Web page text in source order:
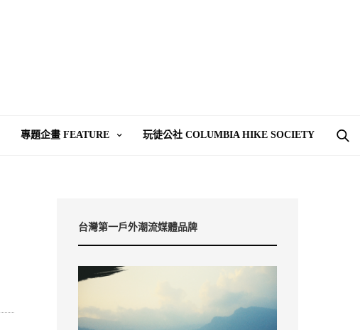
專題企畫 FEATURE 玩徒公社 COLUMBIA HIKE SOCIETY
台灣第一戶外潮流媒體品牌